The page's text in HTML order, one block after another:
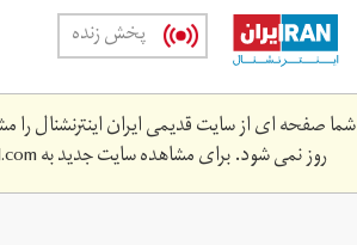
Skip
main
content
پخش زنده
شما صفحه ای از سایت قدیمی ایران اینترنشنال را
روز نمی شود. برای مشاهده سایت جدید به